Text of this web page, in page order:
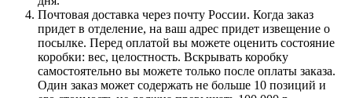
Почтовая доставка через почту России. Когда заказ
придет в отделение, на ваш адрес придет извещение о
посылке. Перед оплатой вы можете оценить состояние
коробки: вес, целостность. Вскрывать коробку
самостоятельно вы можете только после оплаты заказа.
Один заказ может содержать не больше 10 позиций и